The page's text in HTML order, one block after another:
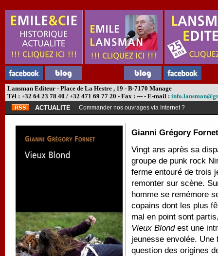
Lansman Editeur - Place de La Hestre , 19 - B-7170 Manage
Tél : +32 64 23 78 40 / +32 471 69 77 20 - Fax : --- - E-mail :
ACTUALITE
Commander nos ouvrages via Internet ?
Gianni Grégory
Vingt ans après sa
groupe de punk rock
ferme entouré de trois
remonter sur scène.
homme se remémore
copains dont les plus
mal en point sont
Vieux Blondest une
jeunesse envolée.
question des origines